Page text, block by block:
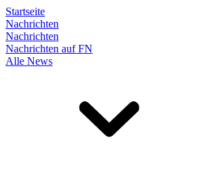
Startseite
Nachrichten
Nachrichten
Nachrichten auf FN
Alle News